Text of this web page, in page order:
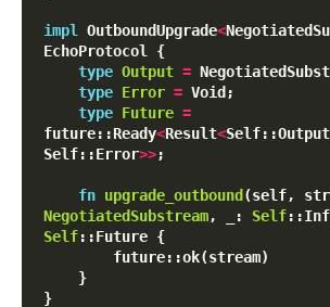
impl OutboundUpgrade<
EchoProtocol {
type Output =
type Error = Void;
type Future =
future::Ready<Result<
Self::Error>>;
fn upgrade_outbound
NegotiatedSubstream, _: Self
Self::Future {